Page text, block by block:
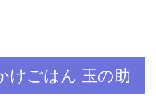
けごはん 玉の助